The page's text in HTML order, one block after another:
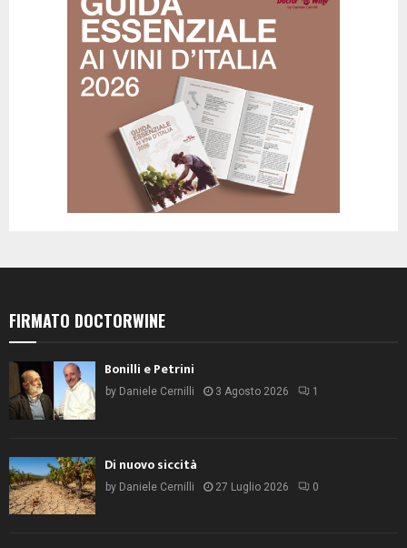
FIRMATO DOCTORWINE
Bonilli e Petrini
by Daniele Cernilli 3 Agosto 2026 1
Di nuovo siccità
by Daniele Cernilli 27 Luglio 2026 0